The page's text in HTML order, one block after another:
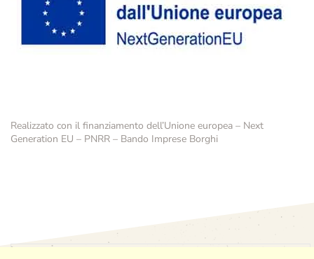
Realizzato con il finanziamento dell’Unione europea – Next
Generation EU – PNRR – Bando Imprese Borghi